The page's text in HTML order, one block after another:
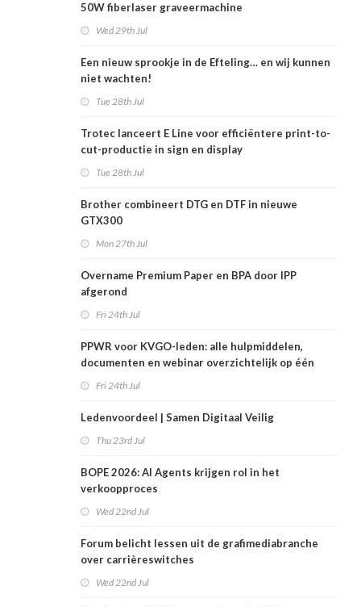
50W fiberlaser graveermachine
Wed 29th Jul
Een nieuw sprookje in de Efteling… en wij kunnen
niet wachten!
Tue 28th Jul
Trotec lanceert E Line voor efficiëntere print-to-
cut-productie in sign en display
Tue 28th Jul
Brother combineert DTG en DTF in nieuwe
GTX300
Mon 27th Jul
Overname Premium Paper en BPA door IPP
afgerond
Fri 24th Jul
PPWR voor KVGO-leden: alle hulpmiddelen,
documenten en webinar overzichtelijk op één
Fri 24th Jul
Ledenvoordeel | Samen Digitaal Veilig
Thu 23rd Jul
BOPE 2026: AI Agents krijgen rol in het
verkoopproces
Wed 22nd Jul
Forum belicht lessen uit de grafimediabranche
over carrièreswitches
Wed 22nd Jul